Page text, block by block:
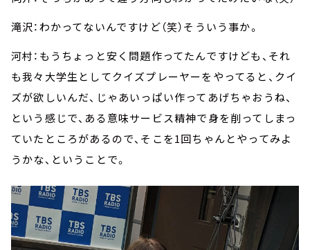
滝沢：わかってないんですけど（笑）そういう事か。
河村：もうちょっと安く問題作ってたんですけども、それ
も我々大学生としてクイズプレーヤーをやってると、クイ
ズが欲しいんだ、じゃあいっぱい作ってあげちゃおうね、
という感じで、ある意味サービス精神で身を削ってしまっ
ていたところがあるので、そこを1回ちゃんとやってみよ
うかな、ということで。